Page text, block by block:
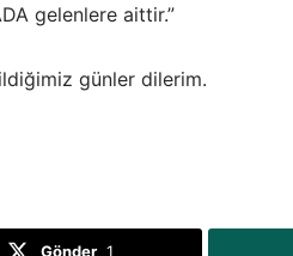
gelenlere aittir.”
günler dilerim.
Gönder 1